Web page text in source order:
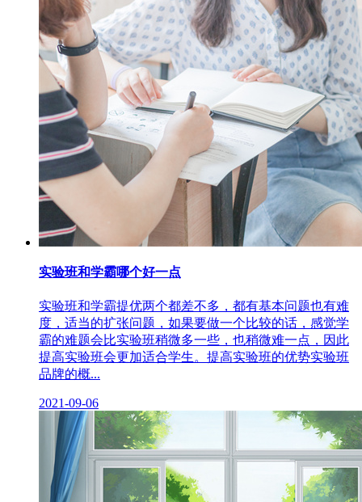
实验班和学霸哪个好一点
实验班和学霸提优两个都差不多，都有基本问题也有难
度，适当的扩张问题，如果要做一个比较的话，感觉学
霸的难题会比实验班稍微多一些，也稍微难一点，因此
提高实验班会更加适合学生。提高实验班的优势实验班
品牌的概...
2021-09-06